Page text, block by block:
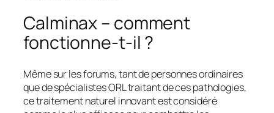
Calminax – comment
fonctionne-t-il ?
Même sur les forums, tant de personnes ordinaires
que de spécialistes ORL traitant de ces pathologies,
ce traitement naturel innovant est considéré